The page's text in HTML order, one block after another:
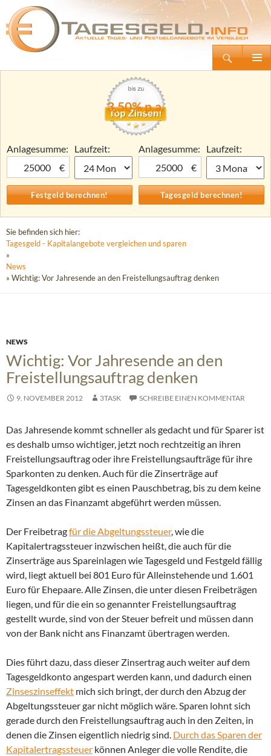
Tagesgeld.info – Tagesgeldkonten vergleichen und Tagesgeld-Zinsen berechnen
Zum
3,50% p.a.
Anlagesumme:
€
Laufzeit:
Anlagesumme:
€
Laufzeit:
Sie befinden sich hier:
Tagesgeld - Kapitalangebote vergleichen und sparen
»
News
» Wichtig: Vor Jahresende an den Freistellungsauftrag denken
NEWS
Wichtig: Vor Jahresende an den
Freistellungsauftrag denken
9. NOVEMBER 2012 3TASK SCHREIBE EINEN KOMMENTAR
Das Jahresende kommt schneller als gedacht und für Sparer ist
es deshalb umso wichtiger, jetzt noch rechtzeitig an ihren
Freistellungsauftrag oder ihre Freistellungsaufträge für ihre
Sparkonten zu denken. Auch für die Zinserträge auf
Tagesgeldkonten gibt es einen Pauschbetrag, bis zu dem keine
Zinsen an das Finanzamt abgeführt werden müssen.
Der Freibetragfür die Abgeltungssteuer, wie die
Kapitalertragssteuer inzwischen heißt, die auch für die
Zinserträge aus Spareinlagen wie Tagesgeld und Festgeld fällig
wird, liegt aktuell bei 801 Euro für Alleinstehende und 1.601
Euro für Ehepaare. Alle Zinsen, die unter diesen Freibeträgen
liegen, und für die ein so genannter Freistellungsauftrag
gestellt wurde, sind von der Steuer befreit und müssen dann
von der Bank nicht ans Finanzamt übertragen werden.
Dies führt dazu, dass dieser Zinsertrag auch weiter auf dem
Tagesgeldkonto angespart werden kann, und dadurch einen
Zinseszinseffekt mich sich bringt, der durch den Abzug der
Abgeltungssteuer gar nicht möglich wäre. Sparen lohnt sich
gerade durch den Freistellungsauftrag auch in den Zeiten, in
denen die Zinsen eigentlich niedrig sind. Durch das Sparen der
Kapitalertragssteuer können Anleger die volle Rendite, die